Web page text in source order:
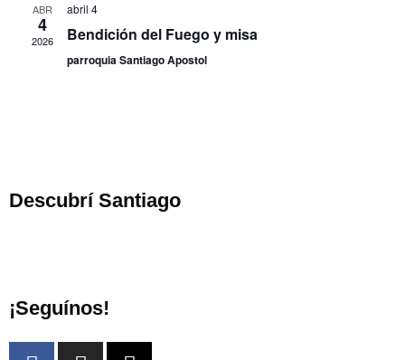
ABR
4
2026
abril 4
Bendición del Fuego y misa
parroquia Santiago Apostol
Descubrí Santiago
¡Seguínos!